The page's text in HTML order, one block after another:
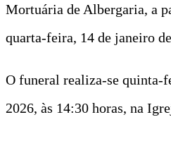
Mortuária de Albergaria, a
quarta-feira, 14 de janeiro
O funeral realiza-se quinta-
2026, às 14:30 horas, na